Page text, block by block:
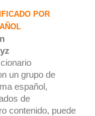
POR
un grupo de
español,
de
contenido, puede